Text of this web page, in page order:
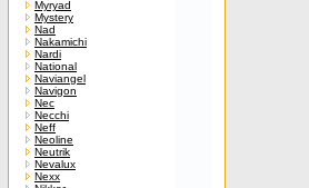
Myryad
Mystery
Nad
Nakamichi
Nardi
National
Naviangel
Navigon
Nec
Necchi
Neff
Neoline
Neutrik
Nevalux
Nexx